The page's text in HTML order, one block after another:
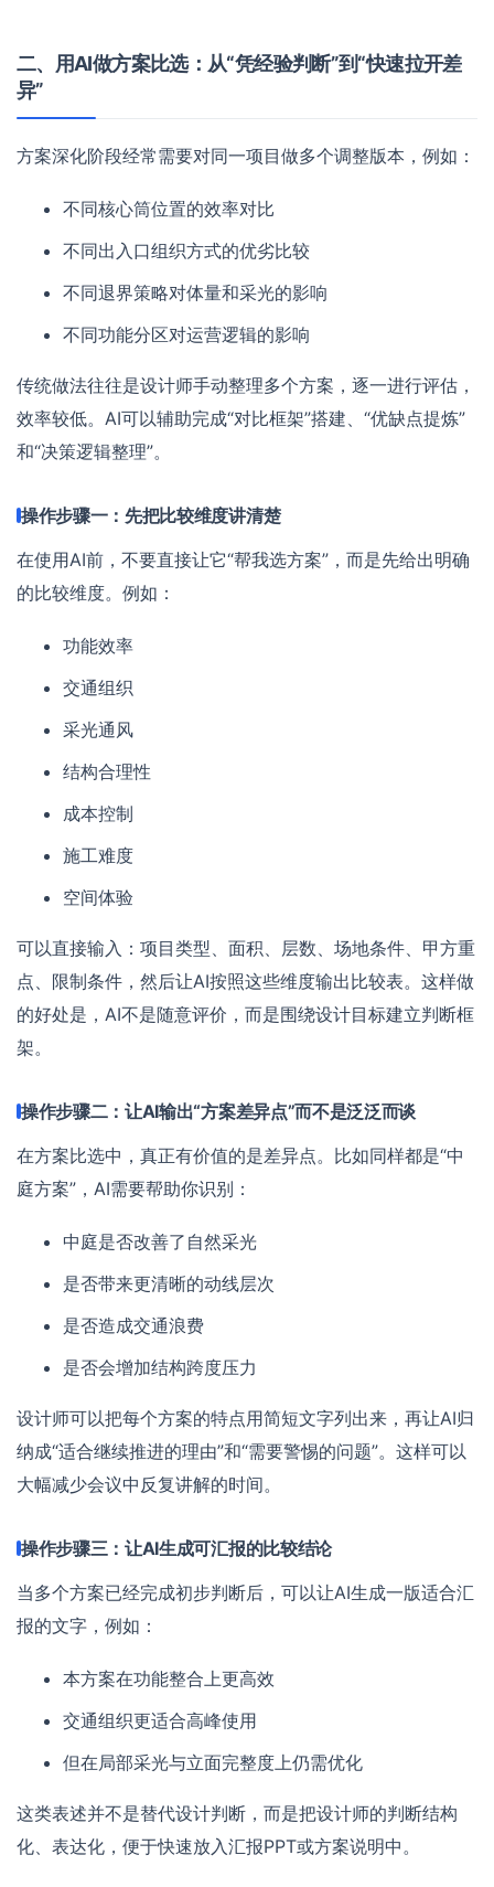
二、用AI做方案比选：从“凭经验判断”到“快速拉开差
异”
方案深化阶段经常需要对同一项目做多个调整版本，例如：
不同核心筒位置的效率对比
不同出入口组织方式的优劣比较
不同退界策略对体量和采光的影响
不同功能分区对运营逻辑的影响
传统做法往往是设计师手动整理多个方案，逐一进行评估，
效率较低。AI可以辅助完成“对比框架”搭建、“优缺点提炼”
和“决策逻辑整理”。
操作步骤一：先把比较维度讲清楚
在使用AI前，不要直接让它“帮我选方案”，而是先给出明确
的比较维度。例如：
功能效率
交通组织
采光通风
结构合理性
成本控制
施工难度
空间体验
可以直接输入：项目类型、面积、层数、场地条件、甲方重
点、限制条件，然后让AI按照这些维度输出比较表。这样做
的好处是，AI不是随意评价，而是围绕设计目标建立判断框
架。
操作步骤二：让AI输出“方案差异点”而不是泛泛而谈
在方案比选中，真正有价值的是差异点。比如同样都是“中
庭方案”，AI需要帮助你识别：
中庭是否改善了自然采光
是否带来更清晰的动线层次
是否造成交通浪费
是否会增加结构跨度压力
设计师可以把每个方案的特点用简短文字列出来，再让AI归
纳成“适合继续推进的理由”和“需要警惕的问题”。这样可以
大幅减少会议中反复讲解的时间。
操作步骤三：让AI生成可汇报的比较结论
当多个方案已经完成初步判断后，可以让AI生成一版适合汇
报的文字，例如：
本方案在功能整合上更高效
交通组织更适合高峰使用
但在局部采光与立面完整度上仍需优化
这类表述并不是替代设计判断，而是把设计师的判断结构
化、表达化，便于快速放入汇报PPT或方案说明中。